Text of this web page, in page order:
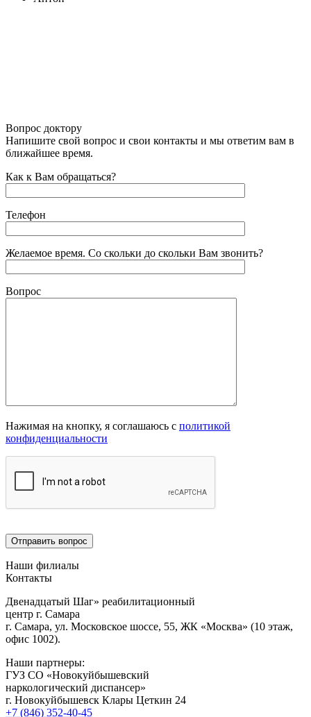
Вопрос доктору
Напишите свой вопрос и свои контакты и мы ответим вам в
ближайшее время.
Как к Вам обращаться?
Телефон
Желаемое время. Со скольки до скольки Вам звонить?
Вопрос
Нажимая на кнопку, я соглашаюсь с политикой
конфиденциальности
Наши филиалы
Контакты
Двенадцатый Шаг» реабилитационный
центр г. Самара
г. Самара, ул. Московское шоссе, 55, ЖК «Москва» (10 этаж,
офис 1002).
Наши партнеры:
ГУЗ CO «Новокуйбышевский
наркологический диспансер»
г. Новокуйбышевск Клары Цеткин 24
+7 (846) 352-40-45